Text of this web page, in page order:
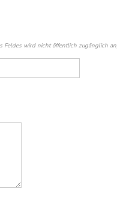
Feldes wird nicht öffentlich zugänglich